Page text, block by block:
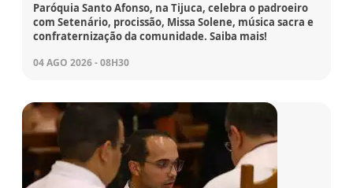
Paróquia Santo Afonso, na Tijuca, celebra o padroeiro
com Setenário, procissão, Missa Solene, música sacra e
confraternização da comunidade. Saiba mais!
04 AGO 2026 - 08H30